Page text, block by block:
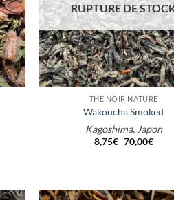
+
RUPTURE DE
THÉ NOIR NATURE
Wakoucha Smoked
Kagoshima, Japon
8,75€–70,00€